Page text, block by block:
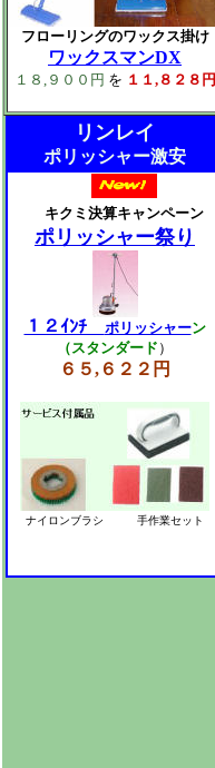
フローリングのワックス掛け
ワックスマンDX
１８,９００円 を １１,８２８円
リンレイ
ポリッシャー激安
キクミ決算キャンペーン
ポリッシャー祭り
１２ｲﾝﾁ ポリッシャーン
（スタンダード ）
６５,６２２円
ナイロンブラシ 手作業セット